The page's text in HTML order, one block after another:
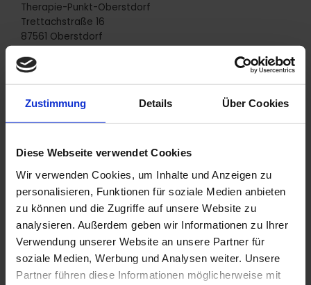
Zustimmung Details Über Cookies
Diese Webseite verwendet Cookies
Wir verwenden Cookies, um Inhalte und Anzeigen zu
personalisieren, Funktionen für soziale Medien anbieten
zu können und die Zugriffe auf unsere Website zu
analysieren. Außerdem geben wir Informationen zu Ihrer
Verwendung unserer Website an unsere Partner für
soziale Medien, Werbung und Analysen weiter. Unsere
Partner führen diese Informationen möglicherweise mit
Therapie-Punkt-Oberstdorf
Trettachstraße 16
87561 Oberstdorf
Alpin-Med-Oberstdorf
Trettachstraße 16
Umsatzsteuer-Identifikationsnummer gemäß
§27 a Umsatzsteuergesetz:
DE233345595
Aufsichtsbehörde
Landratsamt Oberallgäu – Gesundheitsamt
Oberallgäuer Platz 2